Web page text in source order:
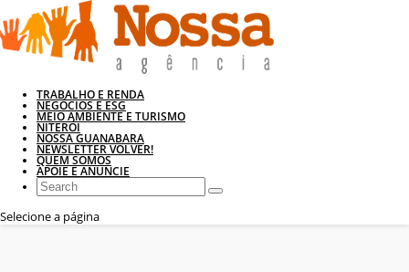
TRABALHO E RENDA
NEGÓCIOS E ESG
MEIO AMBIENTE E TURISMO
NITERÓI
NOSSA GUANABARA
NEWSLETTER VOLVER!
QUEM SOMOS
APOIE E ANUNCIE
Selecione a página